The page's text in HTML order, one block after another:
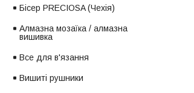
Бісер PRECIOSA (Чехія)
Алмазна мозаїка / алмазна
вишивка
Все для в'язання
Вишиті рушники